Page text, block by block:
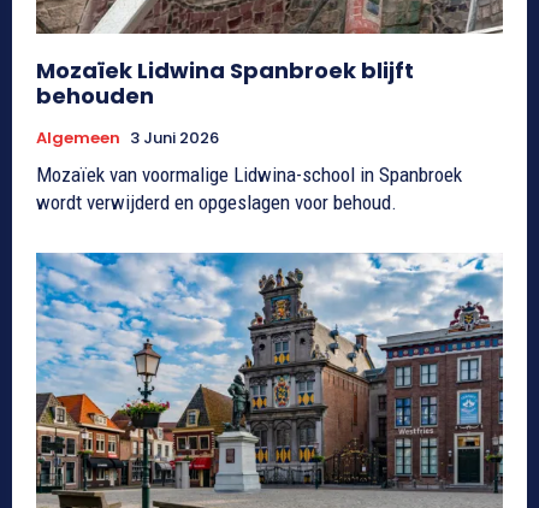
Mozaïek Lidwina Spanbroek blijft
behouden
Algemeen 3 Juni 2026
Mozaïek van voormalige Lidwina-school in Spanbroek
wordt verwijderd en opgeslagen voor behoud.